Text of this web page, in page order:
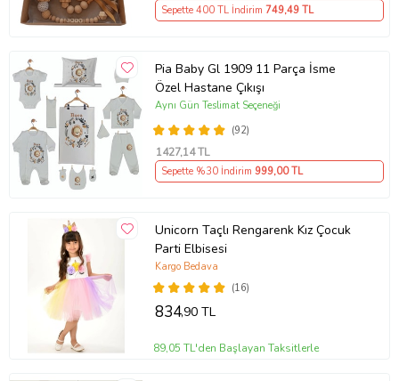
Sepette 400 TL İndirim 749,49 TL
Pia Baby Gl 1909 11 Parça İsme
Özel Hastane Çıkışı
(92)
Aynı Gün Teslimat Seçeneği
1427,14 TL
Sepette %30 İndirim 999,00 TL
Unicorn Taçlı Rengarenk Kız Çocuk
Parti Elbisesi
(16)
Kargo Bedava
834,90 TL
89,05 TL'den Başlayan Taksitlerle